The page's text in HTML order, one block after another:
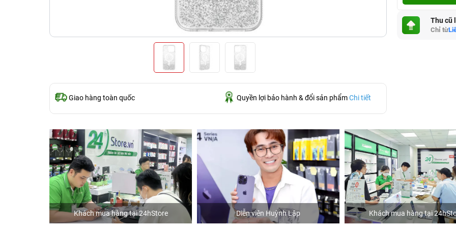
Giao hàng toàn quốc Quyền lợi bảo hành & đổi sản phẩm Chi tiết
Thu cũ
Chỉ từ
Khách mua hàng tại 24hStore Diễn viên Huỳnh Lập Khách mua hàng tại